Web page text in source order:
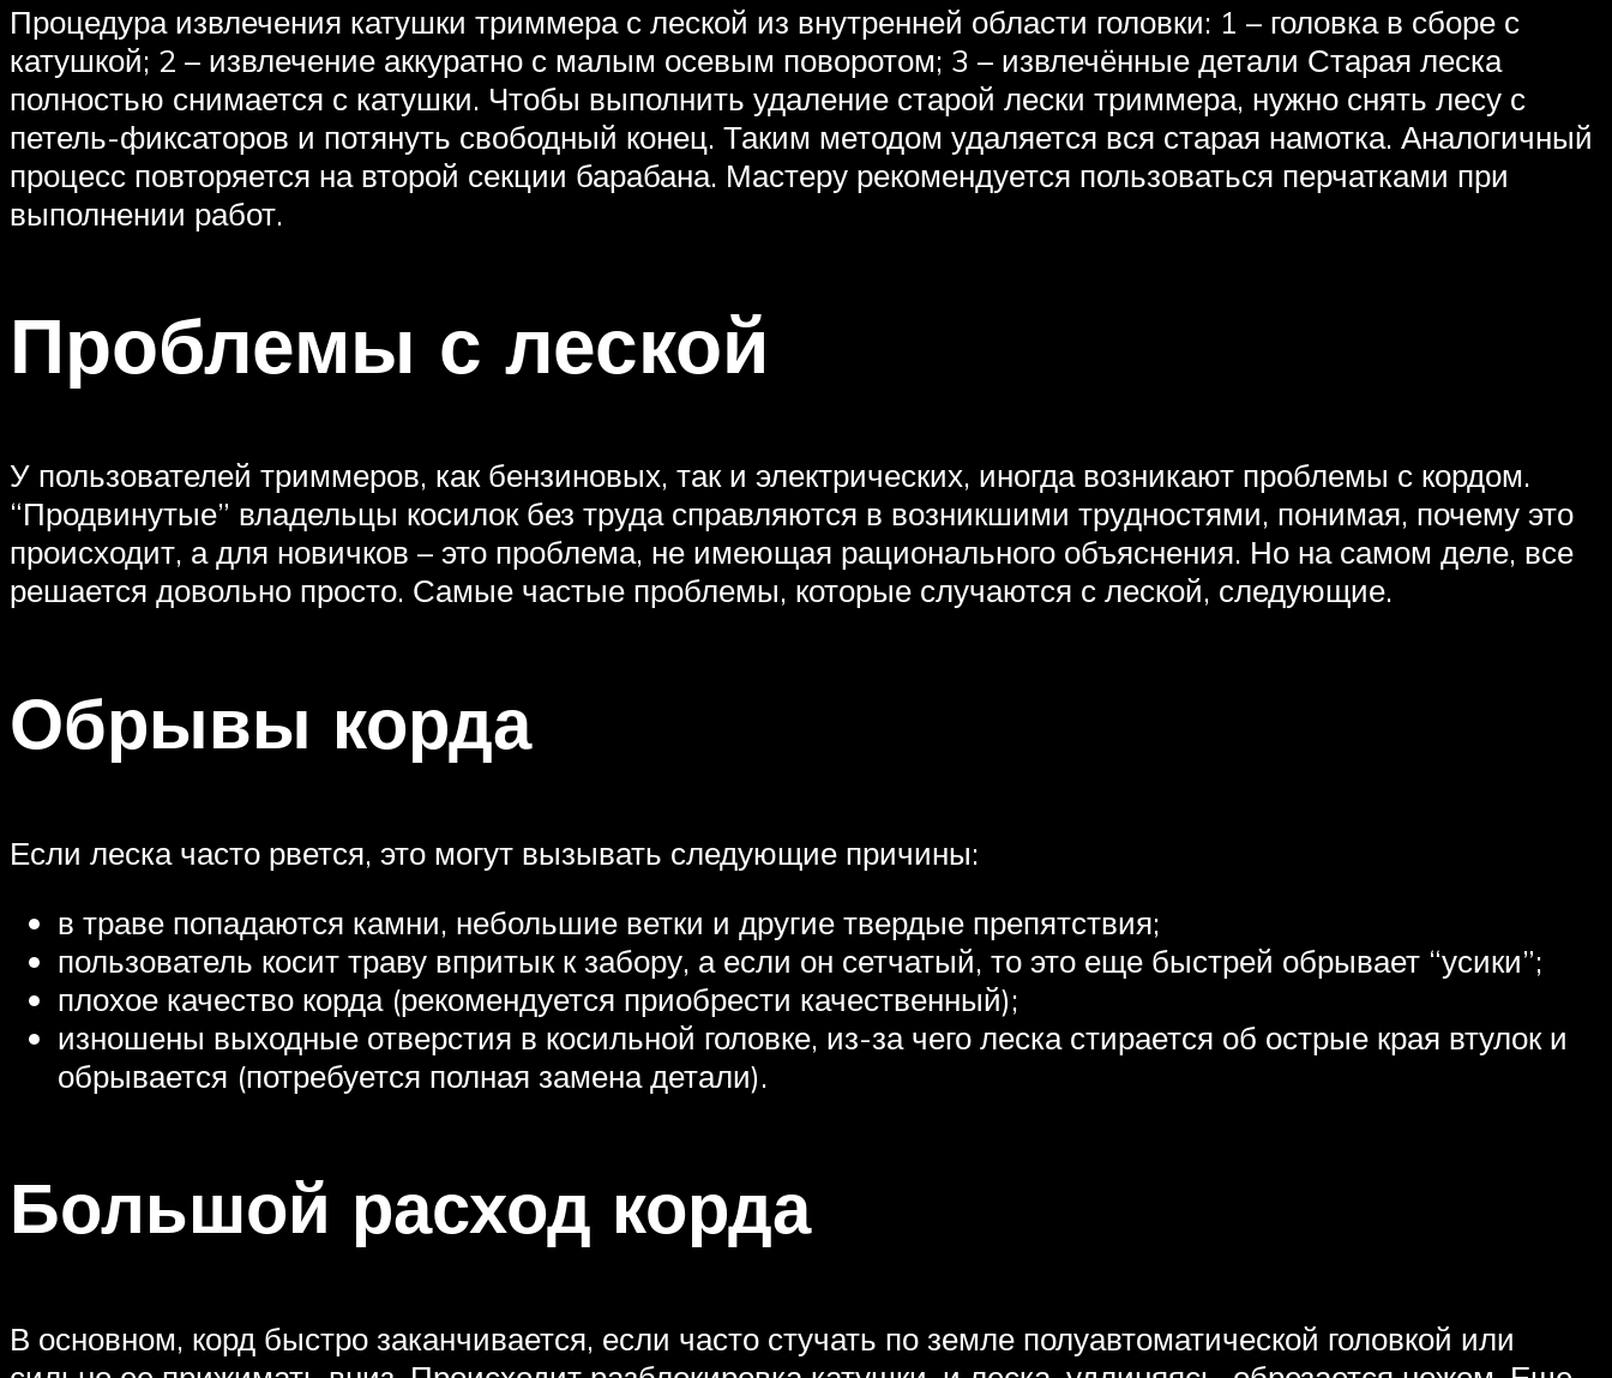
Процедура извлечения катушки триммера с леской из внутренней области головки: 1 – головка в сборе с
катушкой; 2 – извлечение аккуратно с малым осевым поворотом; 3 – извлечённые детали Старая леска
полностью снимается с катушки. Чтобы выполнить удаление старой лески триммера, нужно снять лесу с
петель-фиксаторов и потянуть свободный конец. Таким методом удаляется вся старая намотка. Аналогичный
процесс повторяется на второй секции барабана. Мастеру рекомендуется пользоваться перчатками при
выполнении работ.
Проблемы с леской
У пользователей триммеров, как бензиновых, так и электрических, иногда возникают проблемы с кордом.
“Продвинутые” владельцы косилок без труда справляются в возникшими трудностями, понимая, почему это
происходит, а для новичков – это проблема, не имеющая рационального объяснения. Но на самом деле, все
решается довольно просто. Самые частые проблемы, которые случаются с леской, следующие.
Обрывы корда
Если леска часто рвется, это могут вызывать следующие причины:
в траве попадаются камни, небольшие ветки и другие твердые препятствия;
пользователь косит траву впритык к забору, а если он сетчатый, то это еще быстрей обрывает “усики”;
плохое качество корда (рекомендуется приобрести качественный);
изношены выходные отверстия в косильной головке, из-за чего леска стирается об острые края втулок и
обрывается (потребуется полная замена детали).
Большой расход корда
В основном, корд быстро заканчивается, если часто стучать по земле полуавтоматической головкой или